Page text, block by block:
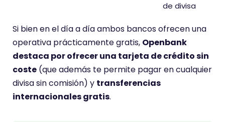
de divisa
Si bien en el día a día ambos bancos ofrecen una
operativa prácticamente gratis, Openbank
destaca por ofrecer una tarjeta de crédito sin
coste (que además te permite pagar en cualquier
divisa sin comisión) y transferencias
internacionales gratis.